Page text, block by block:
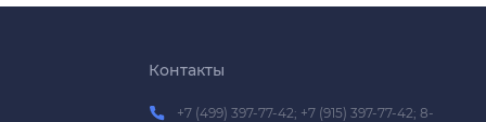
Контакты
+7 (499) 397-77-42; +7 (915) 397-77-42; 8-